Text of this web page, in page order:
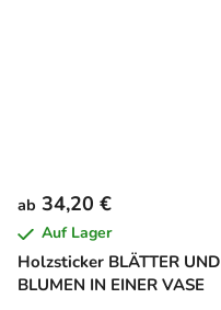
Holzsticker BLÄTTER UND
BLUMEN IN EINER VASE
ab 34,20 €
Auf Lager